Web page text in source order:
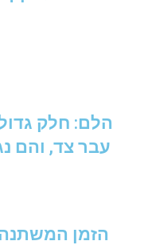
הלם: חלק
עבר צד, והם
הזמן